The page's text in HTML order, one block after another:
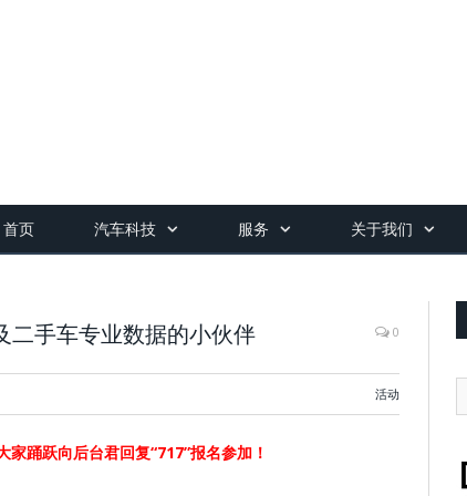
首页 汽车科技 服务 关于我们
二手车专业数据的小伙伴 0
活动
踊跃向后台君回复“717”报名参加！